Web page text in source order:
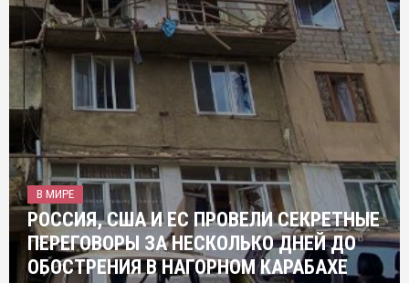
В МИРЕ
РОССИЯ, США И ЕС ПРОВЕЛИ СЕКРЕТНЫЕ
ПЕРЕГОВОРЫ ЗА НЕСКОЛЬКО ДНЕЙ ДО
ОБОСТРЕНИЯ В НАГОРНОМ КАРАБАХЕ